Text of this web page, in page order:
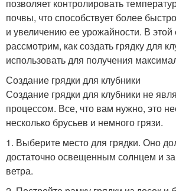
позволяет контролировать
почвы, что способствует более
и увеличению ее урожайности. В этой
рассмотрим, как создать грядку для
использовать для получения
Создание грядки для клубники
Создание грядки для клубники не
процессом. Все, что вам нужно, это
несколько брусьев и немного грязи.
1. Выберите место для грядки. Оно
достаточно освещенным солнцем и
ветра.